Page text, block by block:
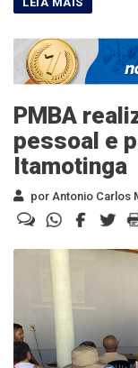
PMBA
pessoal e
Itamotinga
por Antonio Carlos